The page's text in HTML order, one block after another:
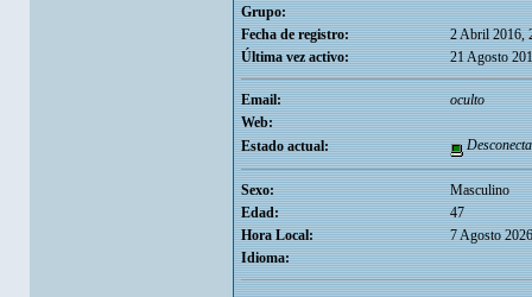
Grupo:
Fecha de registro:
2 Abril 2016,
Última vez activo:
21 Agosto
Email:
oculto
Web:
Estado actual:
Sexo:
Masculino
Edad:
47
Hora Local:
7 Agosto
Idioma: